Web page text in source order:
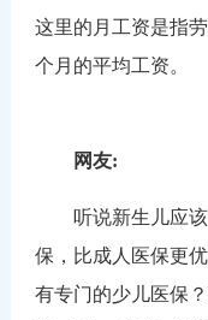
这里的月工资是指
个月的平均工资。
网友:
听说新生儿应该
保，比成人医保更
有专门的少儿医保